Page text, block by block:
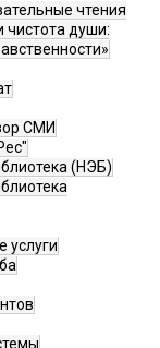
чтения
чистота души:
СМИ
(НЭБ)
услуги